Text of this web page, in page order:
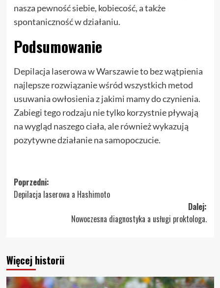
nasza pewność siebie, kobiecość, a także
spontaniczność w działaniu.
Podsumowanie
Depilacja laserowa w Warszawie to bez wątpienia
najlepsze rozwiązanie wśród wszystkich metod
usuwania owłosienia z jakimi mamy do czynienia.
Zabiegi tego rodzaju nie tylko korzystnie pływają
na wygląd naszego ciała, ale również wykazują
pozytywne działanie na samopoczucie.
Zobacz
wpisy
Poprzedni:
Depilacja laserowa a Hashimoto
Dalej:
Nowoczesna diagnostyka a usługi proktologa.
Więcej historii